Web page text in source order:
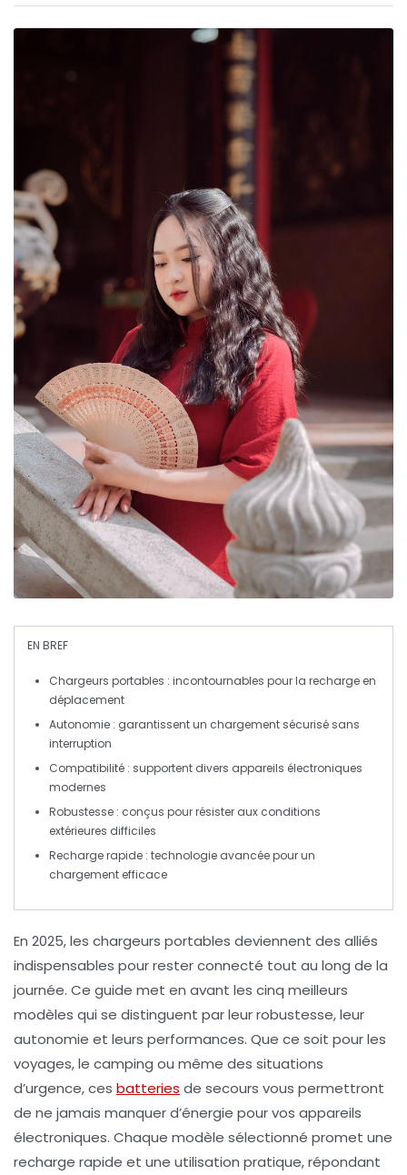
EN BREF
Chargeurs portables : incontournables pour la recharge en
déplacement
Autonomie : garantissent un chargement sécurisé sans
interruption
Compatibilité : supportent divers appareils électroniques
modernes
Robustesse : conçus pour résister aux conditions
extérieures difficiles
Recharge rapide : technologie avancée pour un
chargement efficace
En 2025, les chargeurs portables deviennent des alliés
indispensables pour rester connecté tout au long de la
journée. Ce guide met en avant les cinq meilleurs
modèles qui se distinguent par leurrobustesse, leur
autonomie et leurs performances. Que ce soit pour les
voyages, le camping ou même des situations
d’urgence, ces batteries de secours vous permettront
de ne jamais manquer d’énergie pour vos appareils
électroniques. Chaque modèle sélectionné promet une
recharge rapide et une utilisation pratique, répondant